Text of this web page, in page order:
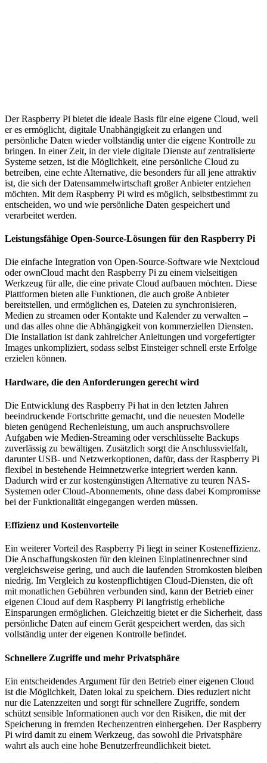
Der Raspberry Pi bietet die ideale Basis für eine eigene Cloud, weil
er es ermöglicht, digitale Unabhängigkeit zu erlangen und
persönliche Daten wieder vollständig unter die eigene Kontrolle zu
bringen. In einer Zeit, in der viele digitale Dienste auf zentralisierte
Systeme setzen, ist die Möglichkeit, eine persönliche Cloud zu
betreiben, eine echte Alternative, die besonders für all jene attraktiv
ist, die sich der Datensammelwirtschaft großer Anbieter entziehen
möchten. Mit dem Raspberry Pi wird es möglich, selbstbestimmt zu
entscheiden, wo und wie persönliche Daten gespeichert und
verarbeitet werden.
Leistungsfähige Open-Source-Lösungen für den Raspberry Pi
Die einfache Integration von Open-Source-Software wie Nextcloud
oder ownCloud macht den Raspberry Pi zu einem vielseitigen
Werkzeug für alle, die eine private Cloud aufbauen möchten. Diese
Plattformen bieten alle Funktionen, die auch große Anbieter
bereitstellen, und ermöglichen es, Dateien zu synchronisieren,
Medien zu streamen oder Kontakte und Kalender zu verwalten –
und das alles ohne die Abhängigkeit von kommerziellen Diensten.
Die Installation ist dank zahlreicher Anleitungen und vorgefertigter
Images unkompliziert, sodass selbst Einsteiger schnell erste Erfolge
erzielen können.
Hardware, die den Anforderungen gerecht wird
Die Entwicklung des Raspberry Pi hat in den letzten Jahren
beeindruckende Fortschritte gemacht, und die neuesten Modelle
bieten genügend Rechenleistung, um auch anspruchsvollere
Aufgaben wie Medien-Streaming oder verschlüsselte Backups
zuverlässig zu bewältigen. Zusätzlich sorgt die Anschlussvielfalt,
darunter USB- und Netzwerkoptionen, dafür, dass der Raspberry Pi
flexibel in bestehende Heimnetzwerke integriert werden kann.
Dadurch wird er zur kostengünstigen Alternative zu teuren NAS-
Systemen oder Cloud-Abonnements, ohne dass dabei Kompromisse
bei der Funktionalität eingegangen werden müssen.
Effizienz und Kostenvorteile
Ein weiterer Vorteil des Raspberry Pi liegt in seiner Kosteneffizienz.
Die Anschaffungskosten für den kleinen Einplatinenrechner sind
vergleichsweise gering, und auch die laufenden Stromkosten bleiben
niedrig. Im Vergleich zu kostenpflichtigen Cloud-Diensten, die oft
mit monatlichen Gebühren verbunden sind, kann der Betrieb einer
eigenen Cloud auf dem Raspberry Pi langfristig erhebliche
Einsparungen ermöglichen. Gleichzeitig bietet er die Sicherheit, dass
persönliche Daten auf einem Gerät gespeichert werden, das sich
vollständig unter der eigenen Kontrolle befindet.
Schnellere Zugriffe und mehr Privatsphäre
Ein entscheidendes Argument für den Betrieb einer eigenen Cloud
ist die Möglichkeit, Daten lokal zu speichern. Dies reduziert nicht
nur die Latenzzeiten und sorgt für schnellere Zugriffe, sondern
schützt sensible Informationen auch vor den Risiken, die mit der
Speicherung in fremden Rechenzentren einhergehen. Der Raspberry
Pi wird damit zu einem Werkzeug, das sowohl die Privatsphäre
wahrt als auch eine hohe Benutzerfreundlichkeit bietet.